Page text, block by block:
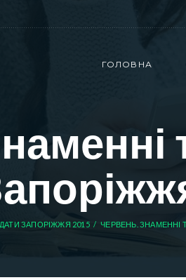
ГОЛОВНА
ЗАПОРІЖЖЯ 2015 ЧЕРВЕНЬ. ЗНАМЕННІ